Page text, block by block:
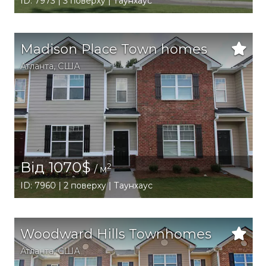
Madison Place Town homes
Атланта, США
Від 1070$/ м2
ID: 7960 | 2 поверху | Таунхаус
Woodward Hills Townhomes
Атланта,США